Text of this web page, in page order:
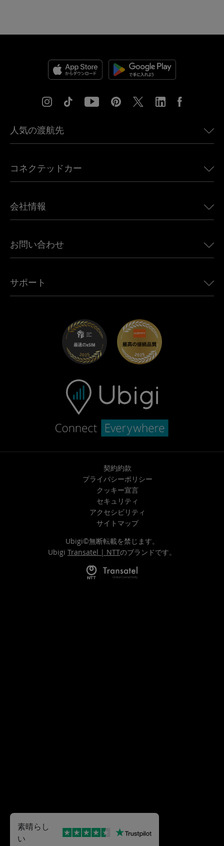
人気の渡航先
ヨーロッパ向けeSIM
カナダ向けeSIM
アフリカ向けeSIM
すべての目的地を見る
コネクテッドカー
Land Rover向けUbigi
Jeep向けUbigi
Mini向けUbigi
Maserati向けUbigi
会社情報
Ubigi関連プレス
Ubigiアプリ
お問い合わせ
アフェリエイトプログラム
サポート
トラブルシューティング
ヘルプセンター
お問い合わせ先
契約約款
プライバシーポリシー
クッキー宣言
セキュリティ
アクセシビリティ
サイトマップ
Ubigi©無断転載を禁じます。
Ubigi Transatel | NTTのブランドです。
素晴らし
い